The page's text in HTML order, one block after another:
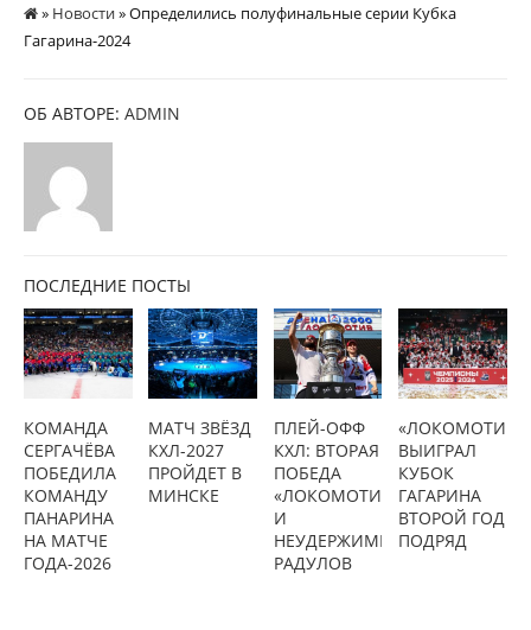
» Новости» Определились полуфинальные серии Кубка
Гагарина-2024
ОБ АВТОРЕ: ADMIN
ПОСЛЕДНИЕ ПОСТЫ
КОМАНДА
СЕРГАЧЁВА
ПОБЕДИЛА
КОМАНДУ
ПАНАРИНА
НА МАТЧЕ
ГОДА-2026
МАТЧ ЗВЁЗД
КХЛ-2027
ПРОЙДЕТ В
МИНСКЕ
ПЛЕЙ-ОФФ
КХЛ: ВТОРАЯ
ПОБЕДА
«ЛОКОМОТИВА»
И
НЕУДЕРЖИМЫЙ
РАДУЛОВ
«ЛОКОМОТИВ»
ВЫИГРАЛ
КУБОК
ГАГАРИНА
ВТОРОЙ ГОД
ПОДРЯД